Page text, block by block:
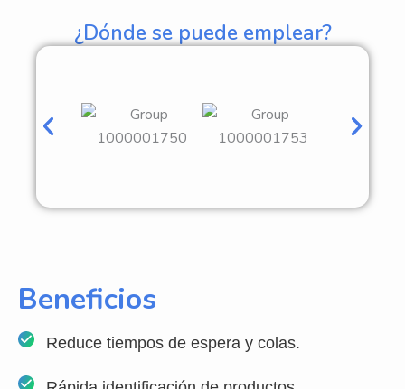
¿Dónde se puede emplear?
Beneficios
Reduce tiempos de espera y colas.